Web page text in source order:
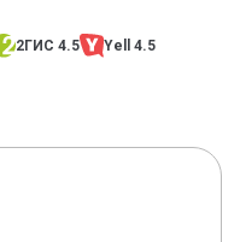
2ГИС 4.5 Yell 4.5